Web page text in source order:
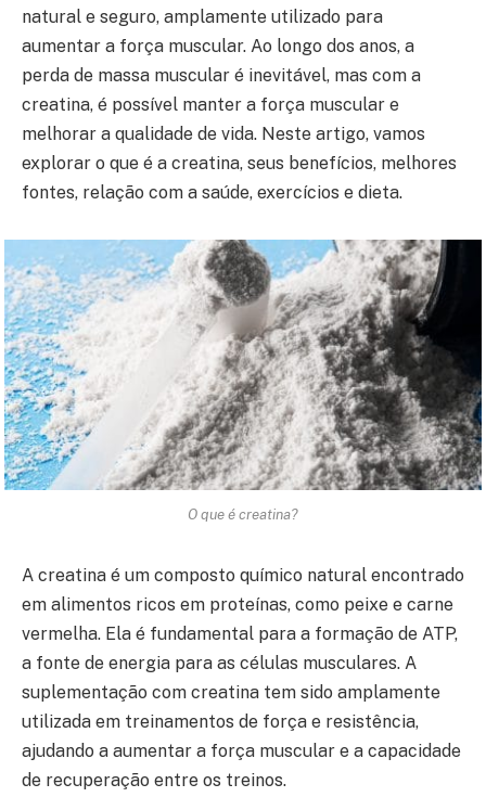
natural e seguro, amplamente utilizado para
aumentar a força muscular. Ao longo dos anos, a
perda de massa muscular é inevitável, mas com a
creatina, é possível manter a força muscular e
melhorar a qualidade de vida. Neste artigo, vamos
explorar o que é a creatina, seus benefícios, melhores
fontes, relação com a saúde, exercícios e dieta.
O que é creatina?
A creatina é um composto químico natural encontrado
em alimentos ricos em proteínas, como peixe e carne
vermelha. Ela é fundamental para a formação de ATP,
a fonte de energia para as células musculares. A
suplementação com creatina tem sido amplamente
utilizada em treinamentos de força e resistência,
ajudando a aumentar a força muscular e a capacidade
de recuperação entre os treinos.